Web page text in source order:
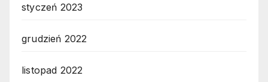
styczeń 2023
grudzień 2022
listopad 2022